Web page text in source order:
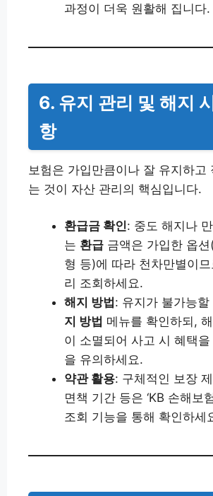
과정이 더욱 원활해 집니다.
6. 유지 관리 및 해지
항
보험은 가입만큼이나 잘 유지하고
는 것이 자산 관리의 핵심입니다.
환급금 확인: 중도 해지나
는 환급 금액은 가입한 옵
형 등)에 따라 천차만별이
리 조회하세요.
해지 방법: 유지가 불가능할
지 방법 메뉴를 확인하되,
이 소멸되어 사고 시 혜택
을 유의하세요.
약관 활용: 구체적인 보장
면책 기간 등은 ‘KB 손해보
조회 기능을 통해 확인하세